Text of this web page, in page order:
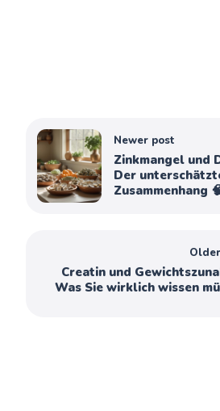
Newer post
Zinkmangel und
Der
Zusammenhang
Creatin und
Was Sie wirklich wissen